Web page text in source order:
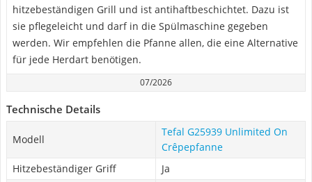
hitzebeständigen Grill und ist antihaftbeschichtet. Dazu ist
sie pflegeleicht und darf in die Spülmaschine gegeben
werden. Wir empfehlen die Pfanne allen, die eine Alternative
für jede Herdart benötigen.
07/2026
Technische Details
Modell
Tefal G25939 Unlimited On
Crêpepfanne
Hitzebeständiger Griff
Ja